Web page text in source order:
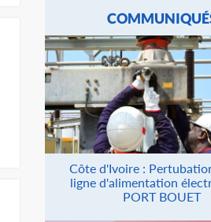
Côte d'Ivoire :
ligne d'alimentation
PORT BOUET